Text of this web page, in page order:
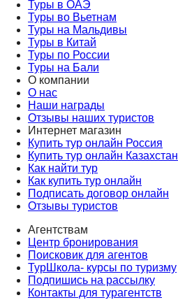
Туры в ОАЭ
Туры во Вьетнам
Туры на Мальдивы
Туры в Китай
Туры по России
Туры на Бали
О компании
О нас
Наши награды
Отзывы наших туристов
Интернет магазин
Купить тур онлайн Россия
Купить тур онлайн Казахстан
Как найти тур
Как купить тур онлайн
Подписать договор онлайн
Отзывы туристов
Агентствам
Центр бронирования
Поисковик для агентов
ТурШкола- курсы по туризму
Подпишись на рассылку
Контакты для турагентств